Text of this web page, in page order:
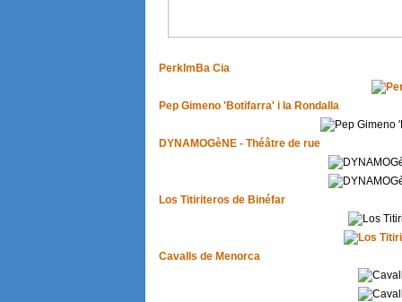
PerkImBa Cia
Pep Gimeno 'Botifarra' i la Rondalla
DYNAMOGèNE - Théâtre de rue
Los Titiriteros de Binéfar
Cavalls de Menorca